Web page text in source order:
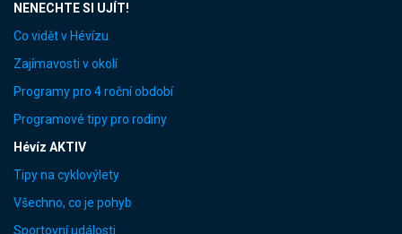
NENECHTE SI UJÍT!
Co vidět v Hévízu
Zajímavosti v okolí
Programy pro 4 roční období
Programové tipy pro rodiny
Hévíz AKTIV
Tipy na cyklovýlety
Všechno, co je pohyb
Sportovní události